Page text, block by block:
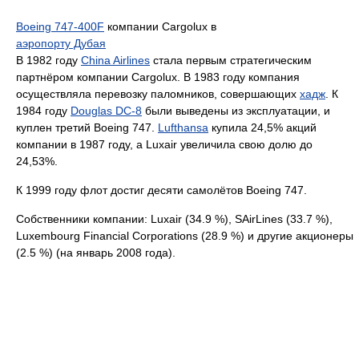
Boeing 747-400F компании Cargolux в
аэропорту Дубая
В 1982 году China Airlines стала первым стратегическим
партнёром компании Cargolux. В 1983 году компания
осуществляла перевозку паломников, совершающих хадж . К
1984 году Douglas DC-8 были выведены из эксплуатации, и
куплен третий Boeing 747. Lufthansa купила 24,5% акций
компании в 1987 году, а Luxair увеличила свою долю до
24,53%.
К 1999 году флот достиг десяти самолётов Boeing 747.
Собственники компании: Luxair (34.9 %), SAirLines (33.7 %),
Luxembourg Financial Corporations (28.9 %) и другие акционеры
(2.5 %) (на январь 2008 года).